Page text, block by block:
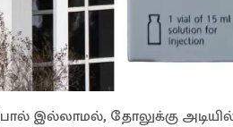
இல்லாமல், தோலுக்கு